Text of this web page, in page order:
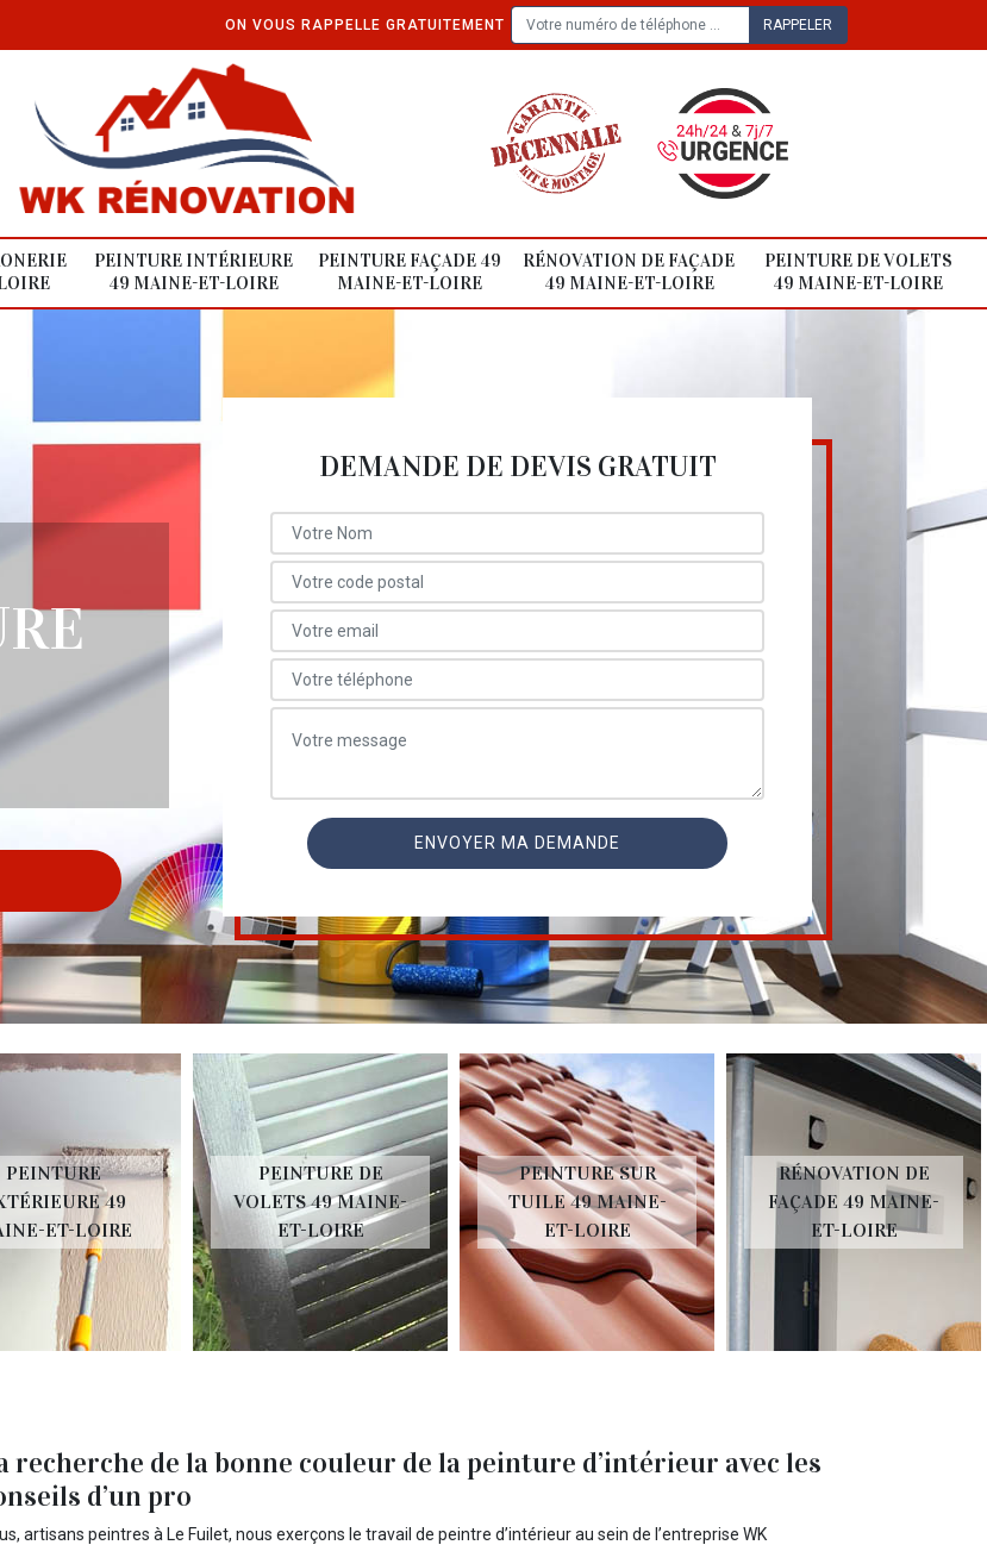
ON VOUS RAPPELLE GRATUITEMENT
PEINTURE INTÉRIEURE
49 MAINE-ET-LOIRE
PEINTURE FAÇADE 49
MAINE-ET-LOIRE
RÉNOVATION DE FAÇADE
49 MAINE-ET-LOIRE
PEINTURE DE VOLETS
49 MAINE-ET-LOIRE
DEMANDE DE DEVIS GRATUIT
PEINTURE
49
ET-LOIRE
PEINTURE DE
VOLETS 49 MAINE-
ET-LOIRE
PEINTURE SUR
TUILE 49 MAINE-
ET-LOIRE
RÉNOVATION DE
FAÇADE 49 MAINE-
ET-LOIRE
recherche de la bonne couleur de la peinture d’intérieur avec les
d’un pro
artisans peintres à Le Fuilet, nous exerçons le travail de peintre d’intérieur au sein de l’entreprise WK